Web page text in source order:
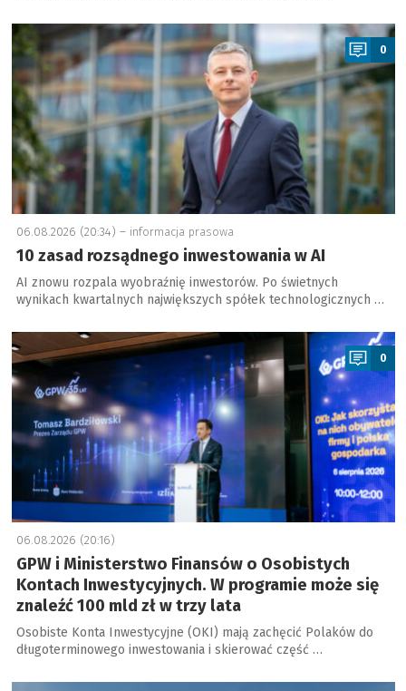
a
0
06.08.2026 (20:34) – informacja prasowa
10 zasad rozsądnego inwestowania w AI
AI znowu rozpala wyobraźnię inwestorów. Po świetnych
wynikach kwartalnych największych spółek technologicznych …
a
0
06.08.2026 (20:16)
GPW i Ministerstwo Finansów o Osobistych
Kontach Inwestycyjnych. W programie może się
znaleźć 100 mld zł w trzy lata
Osobiste Konta Inwestycyjne (OKI) mają zachęcić Polaków do
długoterminowego inwestowania i skierować część …
a